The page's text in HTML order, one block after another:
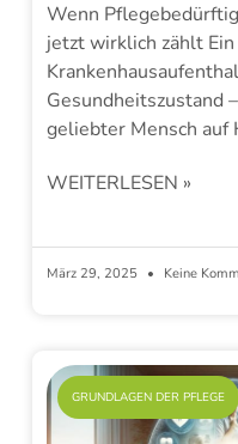
Wenn
jetzt wirklich zählt
Gesundheitszustand
geliebter Mensch auf
WEITERLESEN »
März 29, 2025 Keine
GRUNDLAGEN DER PFLEGE